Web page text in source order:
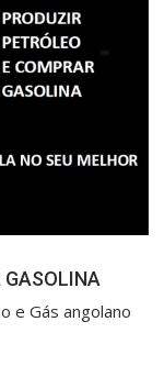
GASOLINA
e Gás angolano